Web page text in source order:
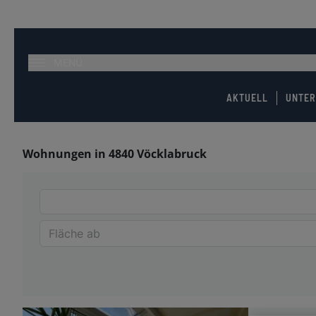
AKTUELL
Wohnungen in 4840 Vöcklabruck